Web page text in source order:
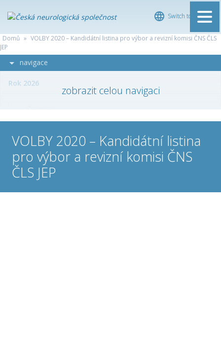
Switch to English
ČESKÁ
NEUROLOGICKÁ
SPOLEČNOST
Domů » VOLBY 2020 – Kandidátní listina pro výbor a revizní komisi ČNS ČLS
JEP
navigace
Rok 2026
Červenec
Červen
Květen
VOLBY 2020 – Kandidátní listina
pro výbor a revizní komisi ČNS
ČLS JEP